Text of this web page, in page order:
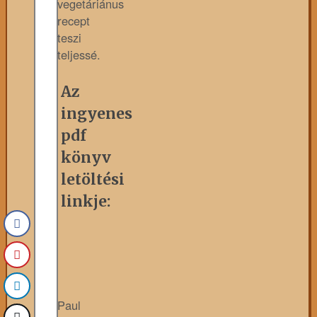
vegetáriánus
recept
teszi
teljessé.
Az
ingyenes
pdf
könyv
letöltési
linkje:
Paul